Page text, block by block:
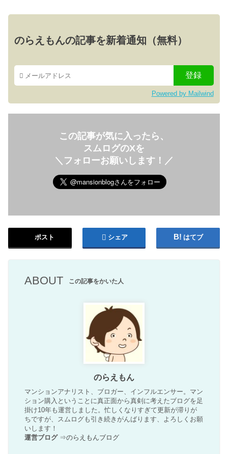
のらえもんの記事を新着通知（無料）
Powered by Mailwind
この記事が気に入ったら、
スムログのXを
＼フォローお願いします！／
ポスト シェア はてブ
ABOUT この記事をかいた人
のらえもん
マンションアナリスト、ブロガー、インフルエンサー。マン
ション購入ということに真正面から真剣に考えたブログを足
掛け10年も運営しました。忙しくなりすぎて更新が滞りが
ちですが、スムログも引き続きがんばります、よろしくお願
いします！
運営ブログ⇒のらえもんブログ